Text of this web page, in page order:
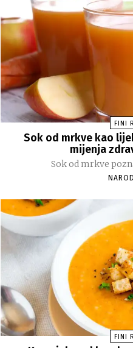
FINI
Sok od mrkve kao
mijenja
Sok od mrkve
FINI